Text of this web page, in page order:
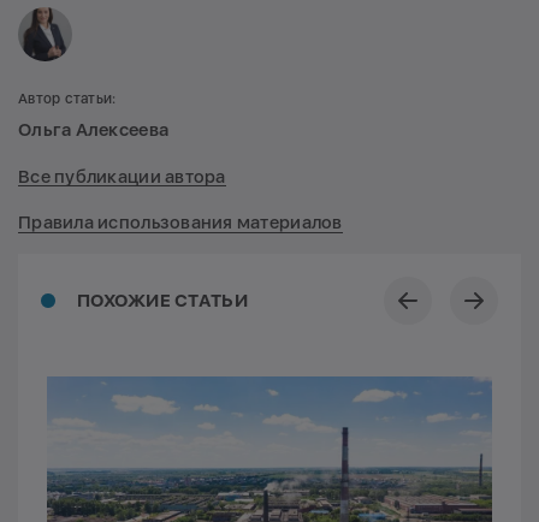
ПОХОЖИЕ СТАТЬИ
Автор статьи:
Ольга Алексеева
Все публикации автора
Правила использования материалов